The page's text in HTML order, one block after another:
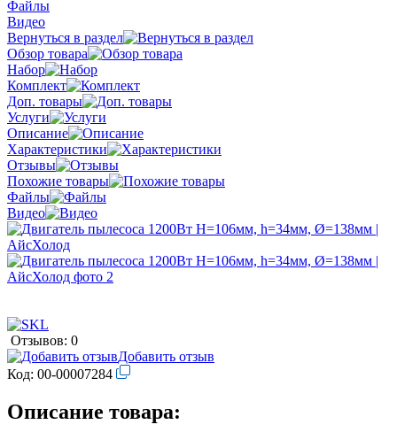
Файлы
Видео
Вернуться в раздел
Обзор товара
Набор
Комплект
Доп. товары
Услуги
Описание
Характеристики
Отзывы
Похожие товары
Файлы
Видео
Отзывов: 0
Добавить отзыв
Код: 00-00007284
Описание товара: